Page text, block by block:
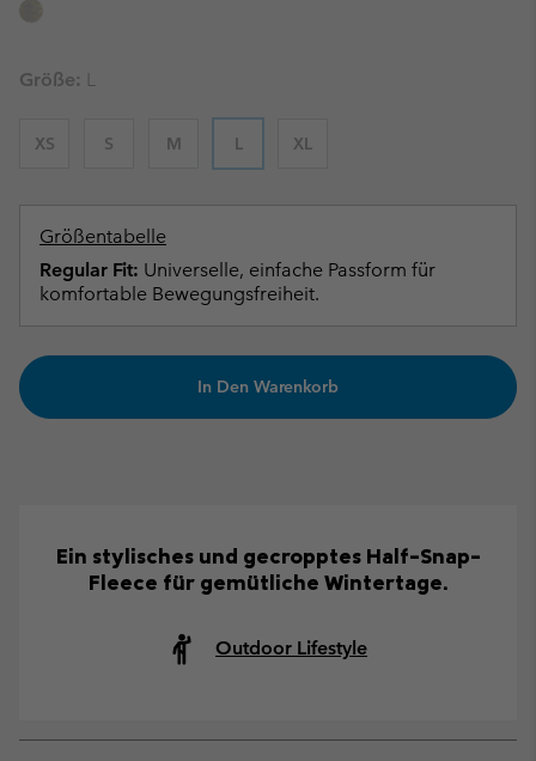
Größe: L
XS S M L XL
Größentabelle
Regular Fit: Universelle, einfache Passform für
komfortable Bewegungsfreiheit.
In Den Warenkorb
Ein stylisches und gecropptes Half-Snap-
Fleece für gemütliche Wintertage.
Outdoor Lifestyle